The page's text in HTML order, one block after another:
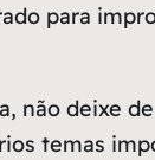
para
não deixe
temas